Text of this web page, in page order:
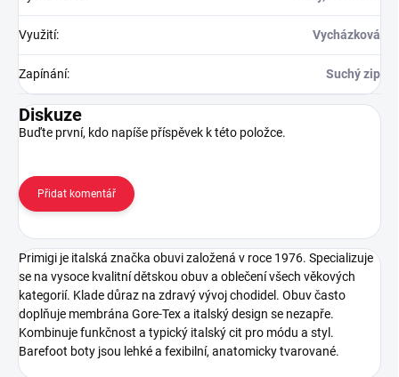
Využití: Vycházková
Zapínání: Suchý zip
Diskuze
Buďte první, kdo napíše příspěvek k této položce.
Přidat komentář
Primigi je italská značka obuvi založená v roce 1976. Specializuje
se na vysoce kvalitní dětskou obuv a oblečení všech věkových
kategorií. Klade důraz na zdravý vývoj chodidel. Obuv často
doplňuje membrána Gore-Tex a italský design se nezapře.
Kombinuje funkčnost a typický italský cit pro módu a styl.
Barefoot boty jsou lehké a fexibilní, anatomicky tvarované.